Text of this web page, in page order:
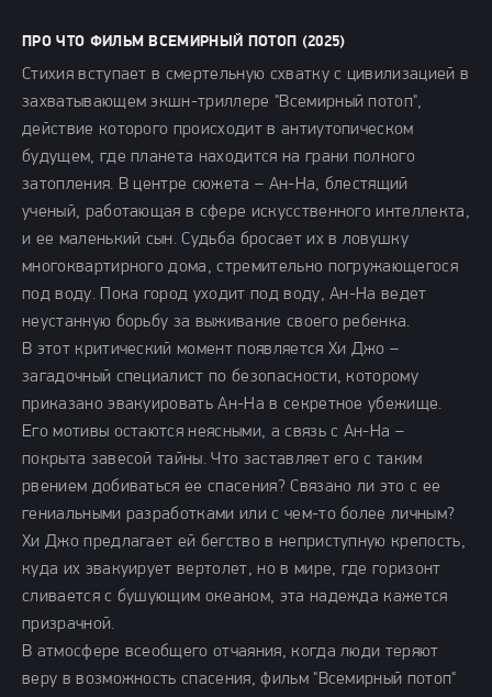
ПРО ЧТО ФИЛЬМ ВСЕМИРНЫЙ ПОТОП (2025)
Стихия вступает в смертельную схватку с цивилизацией в
захватывающем экшн-триллере "Всемирный потоп",
действие которого происходит в антиутопическом
будущем, где планета находится на грани полного
затопления. В центре сюжета – Ан-На, блестящий
ученый, работающая в сфере искусственного интеллекта,
и ее маленький сын. Судьба бросает их в ловушку
многоквартирного дома, стремительно погружающегося
под воду. Пока город уходит под воду, Ан-На ведет
неустанную борьбу за выживание своего ребенка.
В этот критический момент появляется Хи Джо –
загадочный специалист по безопасности, которому
приказано эвакуировать Ан-На в секретное убежище.
Его мотивы остаются неясными, а связь с Ан-На –
покрыта завесой тайны. Что заставляет его с таким
рвением добиваться ее спасения? Связано ли это с ее
гениальными разработками или с чем-то более личным?
Хи Джо предлагает ей бегство в неприступную крепость,
куда их эвакуирует вертолет, но в мире, где горизонт
сливается с бушующим океаном, эта надежда кажется
призрачной.
В атмосфере всеобщего отчаяния, когда люди теряют
веру в возможность спасения, фильм "Всемирный потоп"